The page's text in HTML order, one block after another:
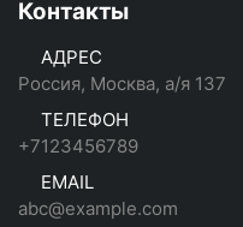
Контакты
АДРЕС
Россия, Москва, а/я 137
ТЕЛЕФОН
+7123456789
EMAIL
abc@example.com